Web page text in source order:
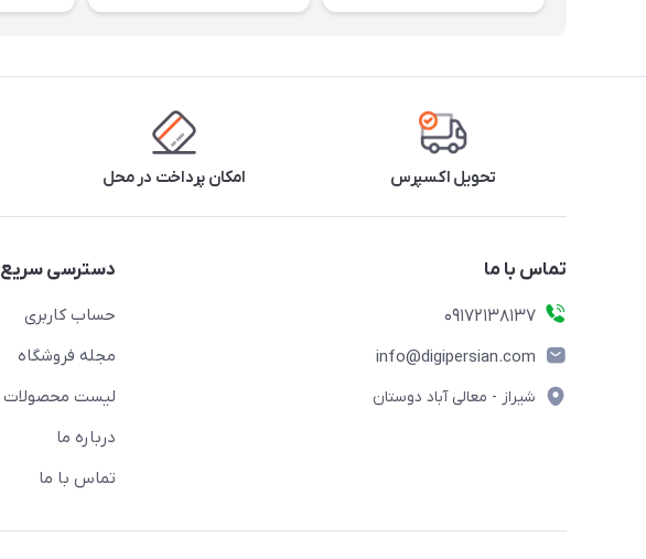
تحویل اکسپرس امکان پرداخت در محل
تماس با ما
09172138137
info@digipersian.com
شیراز - معالی آباد دوستان
دسترسی سریع
حساب کاربری
مجله فروشگاه
لیست محصولات
درباره ما
تماس با ما